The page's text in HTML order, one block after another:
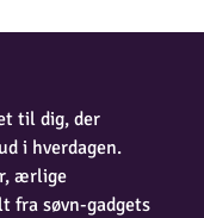
til dig, der
i hverdagen.
ærlige
fra søvn-gadgets